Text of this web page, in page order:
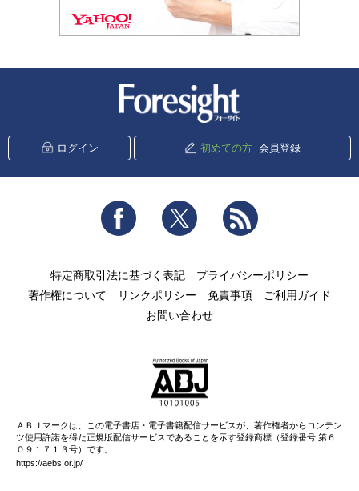
ログイン 初めての方 会員登録
Facebook Twitter
特定商取引法に基づく表記
プライバシーポリシー
著作権について
リンクポリシー 免責事項
ご利用ガイド
お問い合わせ
ＡＢＪマークは、この電子書店・電子書籍配信サービスが、著作権者からコンテン
ツ使用許諾を得た正規版配信サービスであることを示す登録商標（登録番号 第６
０９１７１３号）です。
https://aebs.or.jp/